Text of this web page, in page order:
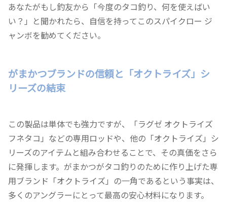
あなたがもし釣友から「今度のタコ釣り、何を使えばい
い？」と聞かれたら、自信を持ってこのスパイクロー ジ
ャンボを勧めてください。
がまかつブランドの信頼と「オクトライズ」シ
リーズの結束
この製品は単体でも強力ですが、「ラグゼ オクトライズ
フネタコ」などの専用ロッドや、他の「オクトライズ」シ
リーズのアイテムと組み合わせることで、その真価をさら
に発揮します。がまかつがタコ釣りのために作り上げた専
用ブランド「オクトライズ」の一角であるという事実は、
多くのアングラーにとって最高の安心材料になります。